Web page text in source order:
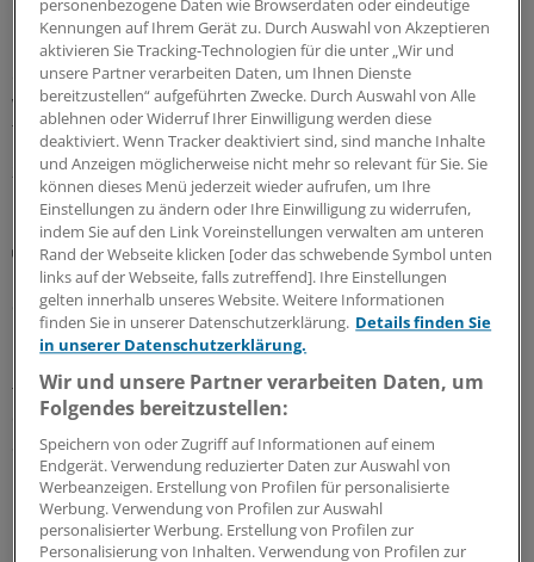
Das hohe Rezidivrisiko von Typ-2-Diabetes-Patienten mit
leichtem ischämischem Schlaganfall oder TIA kann laut
einer randomisierten Studie durch Liraglutid gesenkt
werden. Veränderungen in der Sekundärprävention sind
trotzdem erst einmal nicht zu erwarten.
29.06.2026
Neurologischer Notfall
Bewusstseinsstörungen: Was sind die ersten
Schritte zur richtigen Diagnose?
Ein Patient kommt mit Bewusstseinsstörungen in Ihre
fasst ein Notfallmediziner zusammen – und erinnert an
den zweithäufigsten neurologischen Notfall nach dem
Schlaganfall.
12.06.2026
personenbezogene Daten wie Browserdaten oder eindeutige
Kennungen auf Ihrem Gerät zu. Durch Auswahl von Akzeptieren
aktivieren Sie Tracking-Technologien für die unter „Wir und
unsere Partner verarbeiten Daten, um Ihnen Dienste
bereitzustellen“ aufgeführten Zwecke. Durch Auswahl von Alle
ablehnen oder Widerruf Ihrer Einwilligung werden diese
deaktiviert. Wenn Tracker deaktiviert sind, sind manche Inhalte
und Anzeigen möglicherweise nicht mehr so relevant für Sie. Sie
können dieses Menü jederzeit wieder aufrufen, um Ihre
Einstellungen zu ändern oder Ihre Einwilligung zu widerrufen,
indem Sie auf den Link Voreinstellungen verwalten am unteren
Rand der Webseite klicken [oder das schwebende Symbol unten
links auf der Webseite, falls zutreffend]. Ihre Einstellungen
gelten innerhalb unseres Website. Weitere Informationen
finden Sie in unserer Datenschutzerklärung. Details finden Sie
in unserer Datenschutzerklärung.
Wir und unsere Partner verarbeiten Daten, um
Folgendes bereitzustellen:
Speichern von oder Zugriff auf Informationen auf einem
Endgerät. Verwendung reduzierter Daten zur Auswahl von
Werbeanzeigen. Erstellung von Profilen für personalisierte
Werbung. Verwendung von Profilen zur Auswahl
personalisierter Werbung. Erstellung von Profilen zur
Personalisierung von Inhalten. Verwendung von Profilen zur